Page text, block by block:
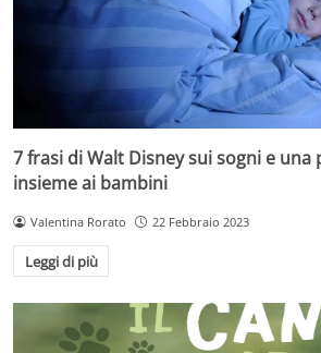
7 frasi di Walt Disney sui sogni e una
insieme ai bambini
Valentina Rorato 22 Febbraio 2023
Leggi di più